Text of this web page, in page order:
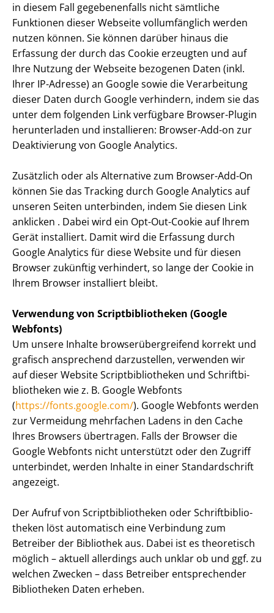
in diesem Fall gegebenenfalls nicht sämtliche
Funktionen dieser Webseite vollumfänglich werden
nutzen können. Sie können darüber hinaus die
Erfassung der durch das Cookie erzeugten und auf
Ihre Nutzung der Webseite bezogenen Daten (inkl.
Ihrer IP-Adresse) an Google sowie die Verarbeitung
dieser Daten durch Google verhindern, indem sie das
unter dem folgenden Link verfügbare Browser-Plugin
herunterladen und installieren: Browser-Add-on zur
Deaktivierung von Google Analytics.
Zusätzlich oder als Alternative zum Browser-Add-On
können Sie das Tracking durch Google Analytics auf
unseren Seiten unterbinden, indem Sie diesen Link
anklicken . Dabei wird ein Opt-Out-Cookie auf Ihrem
Gerät installiert. Damit wird die Erfassung durch
Google Analytics für diese Website und für diesen
Browser zukünftig verhindert, so lange der Cookie in
Ihrem Browser installiert bleibt.
Verwendung von Script­bi­blio­the­ken (Google
Webfonts)
Um unsere Inhalte brow­se­r­ü­ber­grei­fend korrekt und
grafisch ansprechend darzustellen, verwenden wir
auf dieser Website Script­bi­blio­the­ken und Schrift­bi­
blio­the­ken wie z. B. Google Webfonts
(https://fonts.google.com/). Google Webfonts werden
zur Vermeidung mehrfachen Ladens in den Cache
Ihres Browsers übertragen. Falls der Browser die
Google Webfonts nicht unterstützt oder den Zugriff
unterbindet, werden Inhalte in einer Standardschrift
angezeigt.
Der Aufruf von Script­bi­blio­the­ken oder Schrift­bi­blio­
the­ken löst automatisch eine Verbindung zum
Betreiber der Bibliothek aus. Dabei ist es theoretisch
möglich – aktuell allerdings auch unklar ob und ggf. zu
welchen Zwecken – dass Betreiber entsprechender
Bibliotheken Daten erheben.